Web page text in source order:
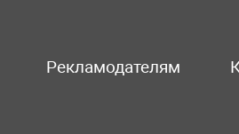
Рекламодателям